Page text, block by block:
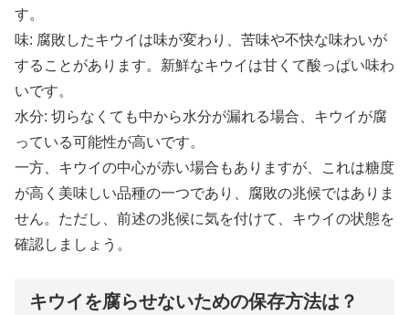
す。
味: 腐敗したキウイは味が変わり、苦味や不快な味わいが
することがあります。新鮮なキウイは甘くて酸っぱい味わ
いです。
水分: 切らなくても中から水分が漏れる場合、キウイが腐
っている可能性が高いです。
一方、キウイの中心が赤い場合もありますが、これは糖度
が高く美味しい品種の一つであり、腐敗の兆候ではありま
せん。ただし、前述の兆候に気を付けて、キウイの状態を
確認しましょう。
キウイを腐らせないための保存方法は？